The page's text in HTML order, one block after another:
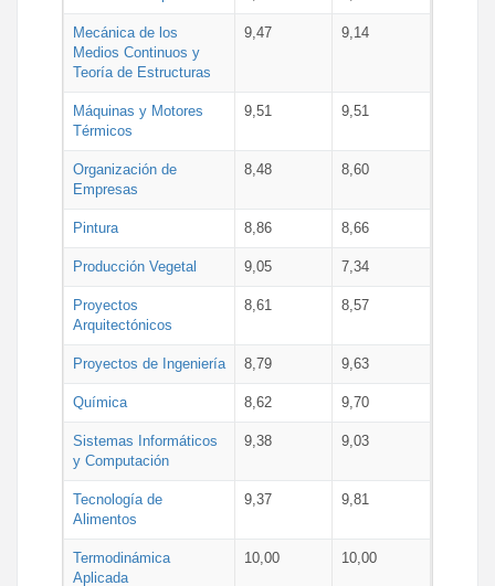
Mecánica de los
Medios Continuos y
Teoría de Estructuras
9,47 9,14
Máquinas y Motores
Térmicos
9,51 9,51
Organización de
Empresas
8,48 8,60
Pintura 8,86 8,66
Producción Vegetal 9,05 7,34
Proyectos
Arquitectónicos
8,61 8,57
Proyectos de Ingeniería 8,79 9,63
Química 8,62 9,70
Sistemas Informáticos
y Computación
9,38 9,03
Tecnología de
Alimentos
9,37 9,81
Termodinámica
Aplicada
10,00 10,00